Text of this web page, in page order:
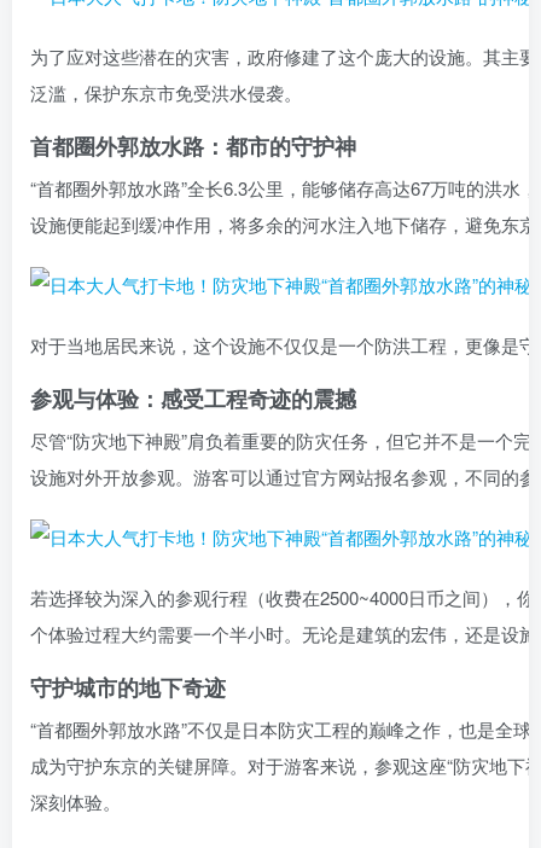
为了应对这些潜在的灾害，政府修建了这个庞大的设施。其主
泛滥，保护东京市免受洪水侵袭。
首都圈外郭放水路：都市的守护神
“首都圈外郭放水路”全长6.3公里，能够储存高达67万吨的洪水
设施便能起到缓冲作用，将多余的河水注入地下储存，避免东
对于当地居民来说，这个设施不仅仅是一个防洪工程，更像是
参观与体验：感受工程奇迹的震撼
尽管“防灾地下神殿”肩负着重要的防灾任务，但它并不是一个
设施对外开放参观。游客可以通过官方网站报名参观，不同的
若选择较为深入的参观行程（收费在2500~4000日币之间），
个体验过程大约需要一个半小时。无论是建筑的宏伟，还是设
守护城市的地下奇迹
“首都圈外郭放水路”不仅是日本防灾工程的巅峰之作，也是全
成为守护东京的关键屏障。对于游客来说，参观这座“防灾地
深刻体验。